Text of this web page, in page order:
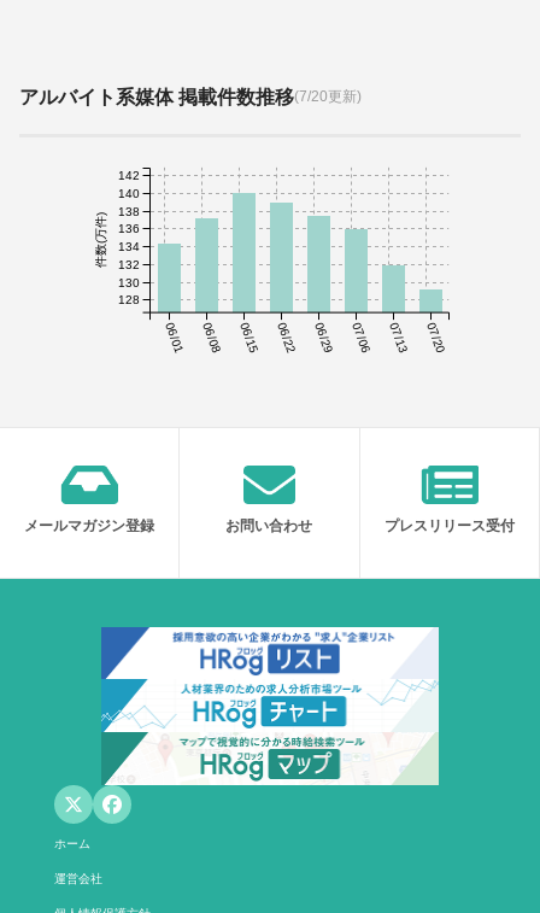
アルバイト系媒体 掲載件数推移(7/20更新)
06/01 06/08 06/15 06/22 06/29 07/06 07/13 07/20
件数(万件)
128
130
132
134
136
138
140
142
メールマガジン登録 お問い合わせ プレスリリース受付
ホーム
運営会社